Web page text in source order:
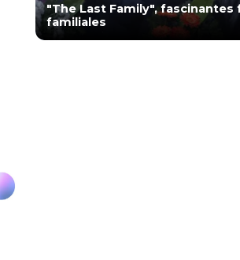
"The Last Family", fascinantes
familiales